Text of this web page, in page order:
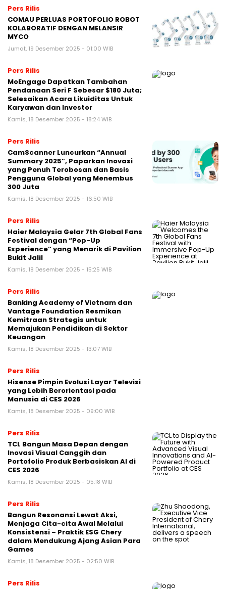
Pers Rilis
COMAU PERLUAS PORTOFOLIO ROBOT
KOLABORATIF DENGAN MELANSIR
MYCO
Jumat, 19 Desember 2025 - 01:00 WIB
Pers Rilis
MoEngage Dapatkan Tambahan
Pendanaan Seri F Sebesar $180 Juta;
Selesaikan Acara Likuiditas Untuk
Karyawan dan Investor
Kamis, 18 Desember 2025 - 18:24 WIB
Pers Rilis
CamScanner Luncurkan “Annual
Summary 2025”, Paparkan Inovasi
yang Penuh Terobosan dan Basis
Pengguna Global yang Menembus
300 Juta
Kamis, 18 Desember 2025 - 16:50 WIB
Pers Rilis
Haier Malaysia Gelar 7th Global Fans
Festival dengan “Pop-Up
Experience” yang Menarik di Pavilion
Bukit Jalil
Kamis, 18 Desember 2025 - 15:25 WIB
Pers Rilis
Banking Academy of Vietnam dan
Vantage Foundation Resmikan
Kemitraan Strategis untuk
Memajukan Pendidikan di Sektor
Keuangan
Kamis, 18 Desember 2025 - 13:07 WIB
Pers Rilis
Hisense Pimpin Evolusi Layar Televisi
yang Lebih Berorientasi pada
Manusia di CES 2026
Kamis, 18 Desember 2025 - 09:00 WIB
Pers Rilis
TCL Bangun Masa Depan dengan
Inovasi Visual Canggih dan
Portofolio Produk Berbasiskan AI di
CES 2026
Kamis, 18 Desember 2025 - 05:18 WIB
Pers Rilis
Bangun Resonansi Lewat Aksi,
Menjaga Cita-cita Awal Melalui
Konsistensi – Praktik ESG Chery
dalam Mendukung Ajang Asian Para
Games
Kamis, 18 Desember 2025 - 02:50 WIB
Pers Rilis